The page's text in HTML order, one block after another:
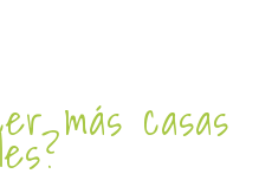
más casas